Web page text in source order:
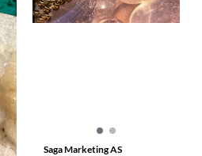
Saga Marketing AS